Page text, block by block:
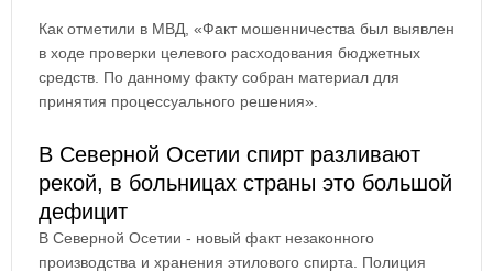
Как отметили в МВД, «Факт мошенничества был выявлен
в ходе проверки целевого расходования бюджетных
средств. По данному факту собран материал для
принятия процессуального решения».
В Северной Осетии спирт разливают
рекой, в больницах страны это большой
дефицит
В Северной Осетии - новый факт незаконного
производства и хранения этилового спирта. Полиция